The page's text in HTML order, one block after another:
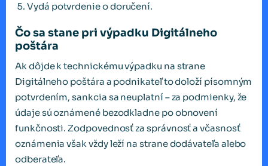
Vydá potvrdenie o doručení.
Čo sa stane pri výpadku Digitálneho
poštára
Ak dôjde k technickému výpadku na strane
Digitálneho poštára a podnikateľ to doloží písomným
potvrdením, sankcia sa neuplatní – za podmienky, že
údaje sú oznámené bezodkladne po obnovení
funkčnosti. Zodpovednosť za správnosť a včasnosť
oznámenia však vždy leží na strane dodávateľa alebo
odberateľa.